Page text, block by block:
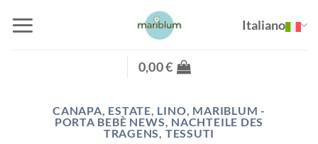
Italiano
0,00€
CANAPA, ESTATE, LINO, MARIBLUM -
PORTA BEBÈ NEWS, NACHTEILE DES
TRAGENS, TESSUTI